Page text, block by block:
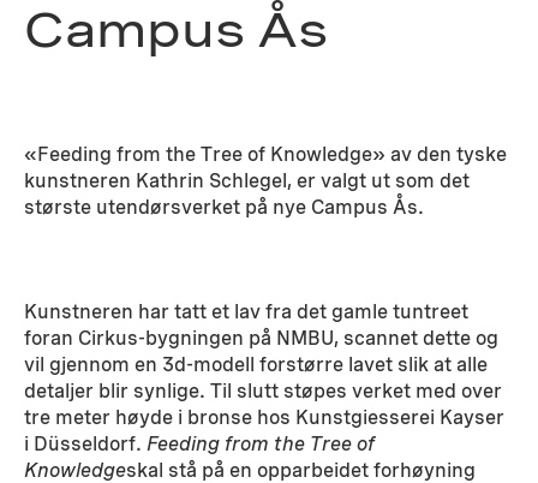
Campus Ås
«Feeding from the Tree of Knowledge» av den tyske
kunstneren Kathrin Schlegel, er valgt ut som det
største utendørsverket på nye Campus Ås.
Kunstneren har tatt et lav fra det gamle tuntreet
foran Cirkus-bygningen på NMBU, scannet dette og
vil gjennom en 3d-modell forstørre lavet slik at alle
detaljer blir synlige. Til slutt støpes verket med over
tre meter høyde i bronse hos Kunstgiesserei Kayser
i Düsseldorf.Feeding from the Tree of
Knowledgeskal stå på en opparbeidet forhøyning